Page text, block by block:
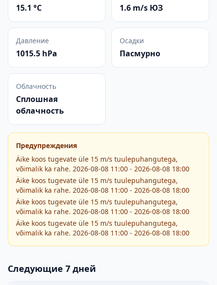
15.1 °C 1.6 m/s ЮЗ
Давление
1015.5 hPa
Осадки
Пасмурно
Облачность
Сплошная
облачность
Предупреждения
Äike koos tugevate üle 15 m/s tuulepuhangutega,
võimalik ka rahe. 2026-08-08 11:00 - 2026-08-08 18:00
Äike koos tugevate üle 15 m/s tuulepuhangutega,
võimalik ka rahe. 2026-08-08 11:00 - 2026-08-08 18:00
Äike koos tugevate üle 15 m/s tuulepuhangutega,
võimalik ka rahe. 2026-08-08 11:00 - 2026-08-08 18:00
Äike koos tugevate üle 15 m/s tuulepuhangutega,
võimalik ka rahe. 2026-08-08 11:00 - 2026-08-08 18:00
Следующие 7 дней